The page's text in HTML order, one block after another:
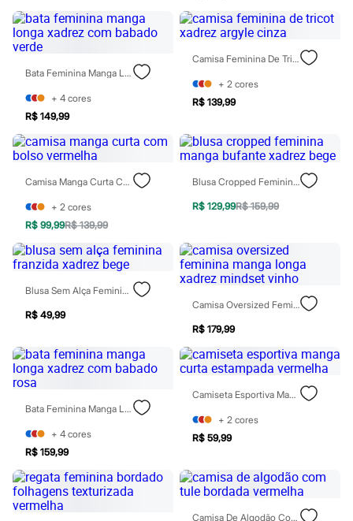
Jeans
Polos
Acessórios
Chapéus e Bonés
Cintos
Carteiras
Óculos
Relógios
Calçados
Botas
Chinelos
Sapatos
Sandálias e Papetes
Tênis
Moda esportiva
Acessórios
Bermudas
Camisetas
Calças
Regatas
Cuecas
Meias
Pijamas
Moda praia
Personagens
Plus size
Blusas e Camisetas
Calças
Camisas
Casacos e Jaquetas
Jeans
Moda esportiva
Shorts e Bermudas
Bata Feminina Manga Longa Xadrez Com Babado Verde
+ 4 cores
R$ 149,99
Camisa Feminina De Tricot Xadrez Argyle Cinza
+ 2 cores
R$ 139,99
Camisa Manga Curta Com Bolso Vermelha
+ 2 cores
R$ 99,99R$ 139,99
Blusa Cropped Feminina Manga Bufante Xadrez Bege
R$ 129,99R$ 159,99
Blusa Sem Alça Feminina Franzida Xadrez Bege
R$ 49,99
Camisa Oversized Feminina Manga Longa Xadrez Mindset Vinho
R$ 179,99
Bata Feminina Manga Longa Xadrez Com Babado Rosa
+ 4 cores
R$ 159,99
Camiseta Esportiva Manga Curta Estampada Vermelha
+ 2 cores
R$ 59,99
Camisa De Algodão Com Tule Bordada Vermelha